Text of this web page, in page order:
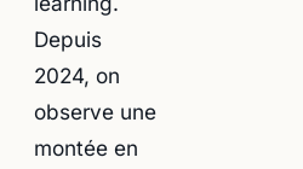
Depuis
2024, on
observe une
montée en